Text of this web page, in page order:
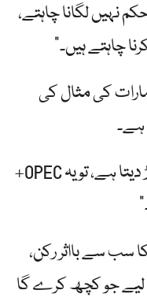
نہیں لگانا چاہتے،
چاہتے ہیں۔”
کی مثال کی
ہے۔
فلکشاہی نے کہا، "اگر عراق چھوڑ دیتا ہے، تو یہ OPEC+
سب سے بااثر رکن،
لیے جو کچھ کرے گا